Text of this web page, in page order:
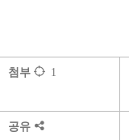
첨부
1
공유